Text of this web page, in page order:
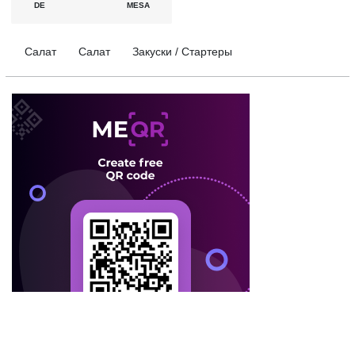
DE MESA
Салат Салат Закуски / Стартеры